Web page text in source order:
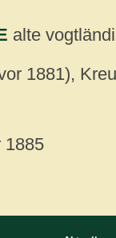
alte
1881),
1885